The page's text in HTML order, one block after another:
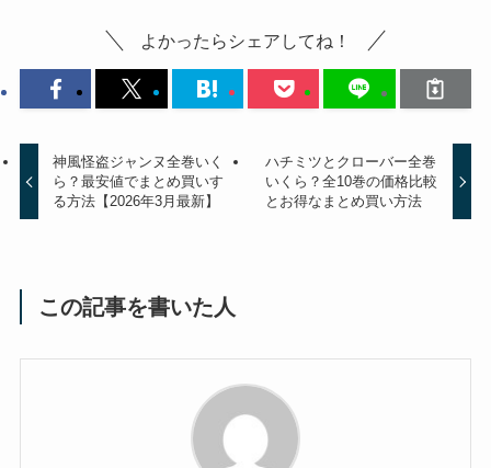
よかったらシェアしてね！
神風怪盗ジャンヌ全巻いく
ら？最安値でまとめ買いす
る方法【2026年3月最新】
ハチミツとクローバー全巻
いくら？全10巻の価格比較
とお得なまとめ買い方法
この記事を書いた人